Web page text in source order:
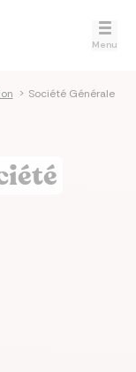
Menu
> Société Générale